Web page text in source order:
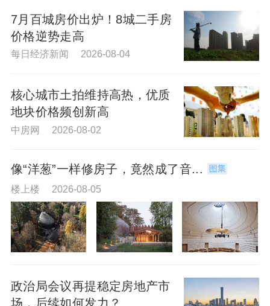
7月百城房价出炉！8城二手房
价格逆势走高
每日经济新闻 2026-08-04
核心城市土拍维持高热，优质
地块价格频创新高
中房网 2026-08-02
像“洋葱”一样修房子，竟然成了音...
楼上楼 2026-08-05
政治局会议再提稳定房地产市
场，后续如何发力？